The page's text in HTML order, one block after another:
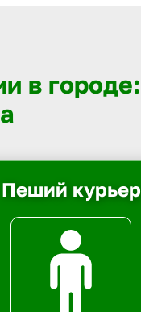
в городе:
Пеший курьер